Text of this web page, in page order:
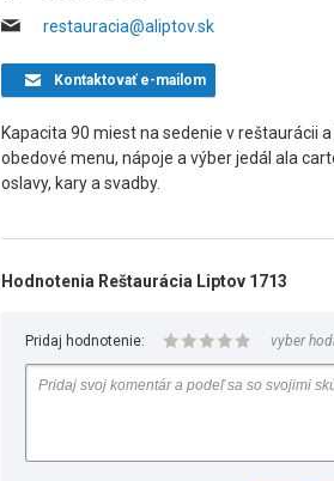
restauracia@aliptov.sk
Kontaktovaťe-mailom
Kapacita 90 miest na sedenie v reštaurácii
obedové menu, nápoje a výber jedál ala
oslavy, kary a svadby.
Hodnotenia Reštaurácia Liptov 1713
Pridaj hodnotenie: vyber